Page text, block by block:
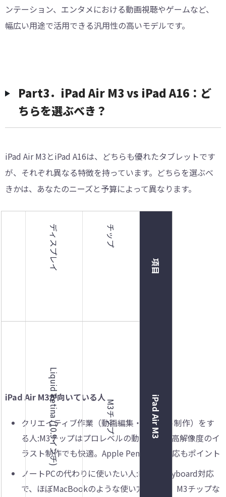
ンテーション、エンタメにおける動画視聴やゲームなど、
幅広い用途で活用できる汎用性の高いモデルです。
Part3．iPad Air M3 vs iPad A16：ど
ちらを選ぶべき？
iPad Air M3とiPad A16は、どちらも優れたタブレットです
が、それぞれ異なる特徴を持っています。どちらを選ぶべ
きかは、あなたのニーズと予算によって異なります。
項目
iPad Air M3
チップ
M3チップ
ディスプレイ
Liquid Retina (10.9インチ)
iPad Air M3が向いている人
クリエイティブ作業（動画編集・イラスト制作）をす
る人:M3チップはプロレベルの動画編集や高解像度のイ
ラスト制作でも快適。Apple Pencil Pro対応もポイント
ノートPCの代わりに使いたい人:Magic Keyboard対応
で、ほぼMacBookのような使い方が可能。M3チップな